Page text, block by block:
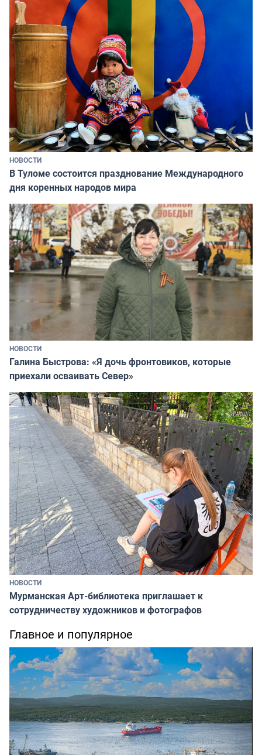
НОВОСТИ
В Туломе состоится празднование Международного
дня коренных народов мира
НОВОСТИ
Галина Быстрова: «Я дочь фронтовиков, которые
приехали осваивать Север»
НОВОСТИ
Мурманская Арт-библиотека приглашает к
сотрудничеству художников и фотографов
Главное и популярное